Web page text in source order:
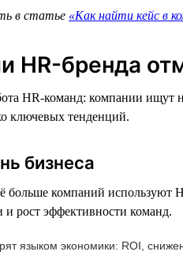
в статье «Как найти кейс в
HR-бренда
HR-команд: компании
ключевых тенденций.
бизнеса
больше компаний
и рост эффективности команд.
языком экономики: ROI,